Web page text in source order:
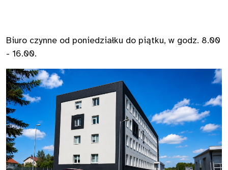
Biuro czynne od poniedziałku do piątku, w godz. 8.00
- 16.00.